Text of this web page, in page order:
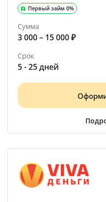
Первый займ 0%
Сумма
3 000 – 15 000 ₽
Срок
5 - 25 дней